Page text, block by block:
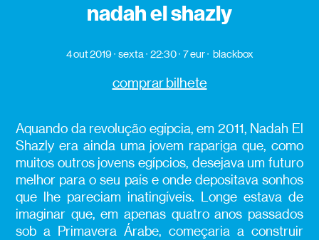
nadah el shazly
4 out 2019 sexta 22:30 7 eur blackbox
comprar bilhete
Aquando da revolução egípcia, em 2011, Nadah El
Shazly era ainda uma jovem rapariga que, como
muitos outros jovens egípcios, desejava um futuro
melhor para o seu país e onde depositava sonhos
que lhe pareciam inatingíveis. Longe estava de
imaginar que, em apenas quatro anos passados
sob a Primavera Árabe, começaria a construir